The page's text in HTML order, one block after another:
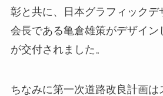
彰と共に、日本グラフィックデ
会長である亀倉雄策がデザイン
が交付されました。
ちなみに第一次道路改良計画は